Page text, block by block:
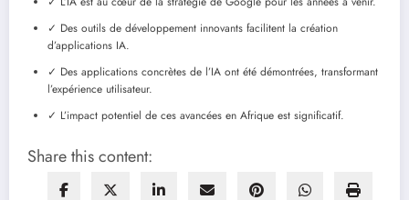
✓ Des outils de développement innovants facilitent la création
d’applications IA.
✓ Des applications concrètes de l’IA ont été démontrées, transformant
l’expérience utilisateur.
✓ L’impact potentiel de ces avancées en Afrique est significatif.
Share this content: